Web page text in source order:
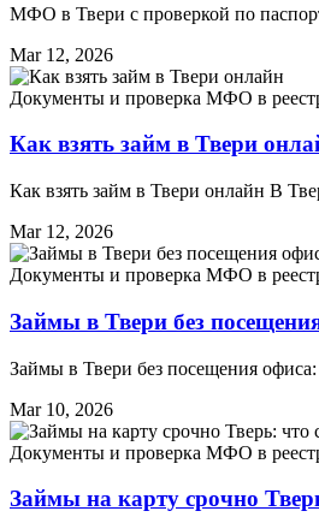
МФО в Твери с проверкой по
Mar 12, 2026
Документы и проверка МФО в
Как взять займ в Твери
Как взять займ в Твери онлайн В
Mar 12, 2026
Документы и проверка МФО в
Займы в Твери без
Займы в Твери без посещения
Mar 10, 2026
Документы и проверка МФО в
Займы на карту срочно